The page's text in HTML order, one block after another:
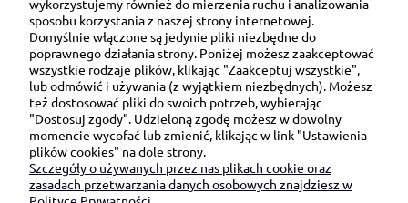
Ul. Brukowa 6/8 lok. 57/58
91-341 Łódź
NIP: 6751510615
SKONTAKTUJ SIĘ Z NAMI:
sklep@be-happygifts.com
+48 690 172 872
wykorzystujemy również do mierzenia ruchu i analizowania
sposobu korzystania z naszej strony internetowej.
Domyślnie włączone są jedynie pliki niezbędne do
poprawnego działania strony. Poniżej możesz zaakceptować
wszystkie rodzaje plików, klikając "Zaakceptuj wszystkie",
lub odmówić i używania (z wyjątkiem niezbędnych). Możesz
też dostosować pliki do swoich potrzeb, wybierając
"Dostosuj zgody". Udzieloną zgodę możesz w dowolny
momencie wycofać lub zmienić, klikając w link "Ustawienia
plików cookies" na dole strony.
Szczegóły o używanych przez nas plikach cookie oraz
zasadach przetwarzania danych osobowych znajdziesz w